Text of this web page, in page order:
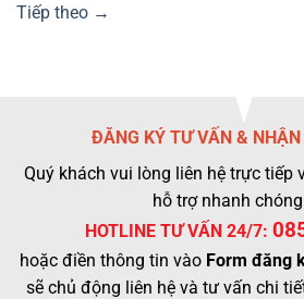
Tiếp theo →
ĐĂNG KÝ TƯ VẤN &
Quý khách vui lòng liên hệ trực tiếp
hỗ trợ nhanh
HOTLINE TƯ VẤN 24/7:
hoặc điền thông tin vào Form đăng
sẽ chủ động liên hệ và tư vấn chi